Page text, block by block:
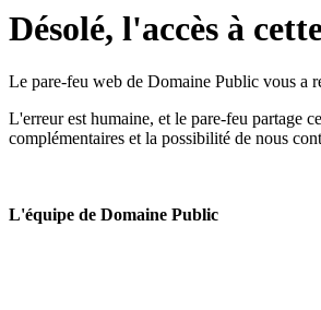
Désolé, l'accès à
Le pare-feu web de Domaine Public vous a
L'erreur est humaine, et le pare-feu partage
complémentaires et la possibilité de nous
L'équipe de Domaine Public